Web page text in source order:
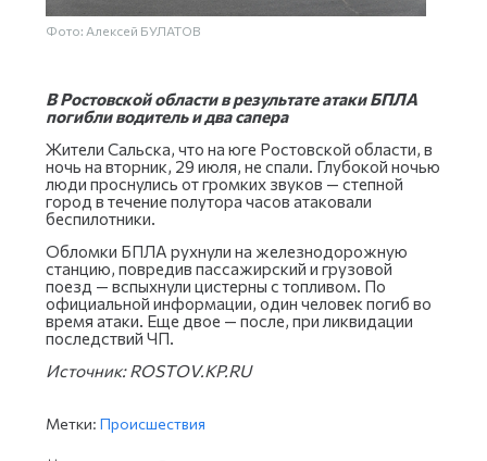
Фото: Алексей БУЛАТОВ
В Ростовской области в результате атаки БПЛА
погибли водитель и два сапера
Жители Сальска, что на юге Ростовской области, в
ночь на вторник, 29 июля, не спали. Глубокой ночью
люди проснулись от громких звуков — степной
город в течение полутора часов атаковали
беспилотники.
Обломки БПЛА рухнули на железнодорожную
станцию, повредив пассажирский и грузовой
поезд — вспыхнули цистерны с топливом. По
официальной информации, один человек погиб во
время атаки. Еще двое — после, при ликвидации
последствий ЧП.
Источник: ROSTOV.KP.RU
Метки: Происшествия